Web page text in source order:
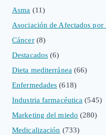
Asma (11)
Asociación de Afectados
Cáncer(8)
Destacados (6)
Dieta mediterránea (66)
Enfermedades (618)
Industria farmacéutica (545)
Marketing del miedo (280)
Medicalización (733)